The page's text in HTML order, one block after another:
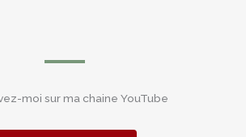
moi sur ma chaine YouTube